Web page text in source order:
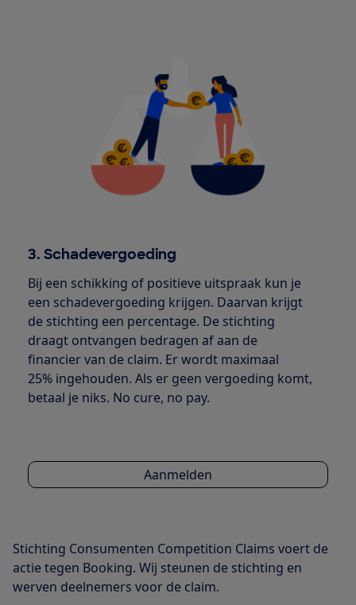
3. Schadevergoeding
Bij een schikking of positieve uitspraak kun je
een schadevergoeding krijgen. Daarvan krijgt
de stichting een percentage. De stichting
draagt ontvangen bedragen af aan de
financier van de claim. Er wordt maximaal
25% ingehouden. Als er geen vergoeding komt,
betaal je niks. No cure, no pay.
Aanmelden
Stichting Consumenten Competition Claims voert de
actie tegen Booking. Wij steunen de stichting en
werven deelnemers voor de claim.